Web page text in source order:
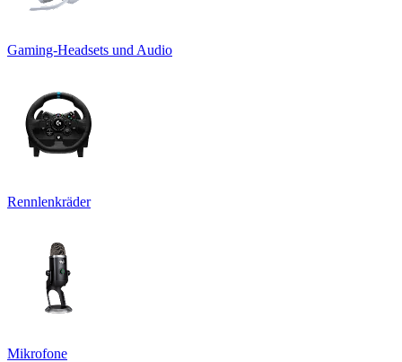
Gaming-Headsets und Audio
Rennlenkräder
Mikrofone